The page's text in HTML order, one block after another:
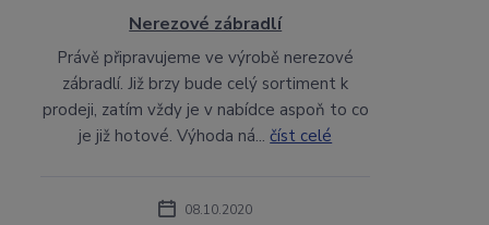
Nerezové zábradlí
Právě připravujeme ve výrobě nerezové
zábradlí. Již brzy bude celý sortiment k
prodeji, zatím vždy je v nabídce aspoň to co
je již hotové. Výhoda ná...číst celé
08.10.2020